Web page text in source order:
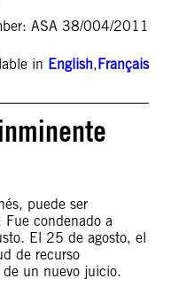
ASA 38/004/2011
in English,Français
puede ser
condenado a
El 25 de agosto, el
de recurso
un nuevo juicio.